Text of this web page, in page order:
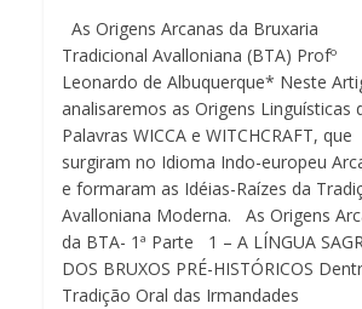
As Origens Arcanas da Bruxaria
Tradicional Avalloniana (BTA) Profº
Leonardo de Albuquerque* Neste
analisaremos as Origens Linguísticas
Palavras WICCA e WITCHCRAFT, que
surgiram no Idioma Indo-europeu
e formaram as Idéias-Raízes da
Avalloniana Moderna. As Origens
da BTA- 1ª Parte 1 – A LÍNGUA
DOS BRUXOS PRÉ-HISTÓRICOS
Tradição Oral das Irmandades